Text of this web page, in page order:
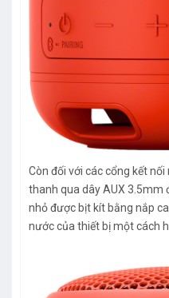
Còn đối với các cổng kết
thanh qua dây AUX
nhỏ được bịt kít bằng nắp
nước của thiết bị một cách